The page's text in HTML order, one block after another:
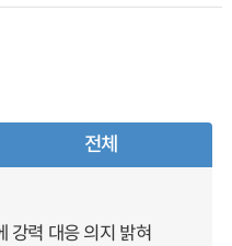
전체
강력 대응 의지 밝혀